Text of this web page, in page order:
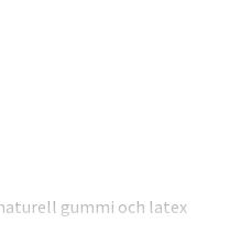
gummi och latex